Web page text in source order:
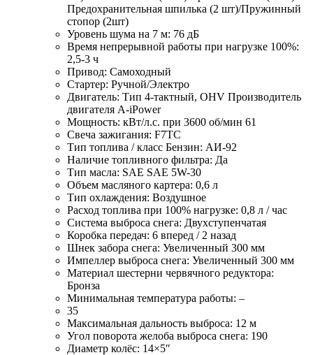
Предохранительная шпилька (2 шт)/Пружинный
стопор (2шт)
Уровень шума на 7 м: 76 дБ
Время непрерывной работы при нагрузке 100%:
2,5-3 ч
Привод: Самоходный
Стартер: Ручной/Электро
Двигатель: Тип 4-тактный, OHV Производитель
двигателя A-iPower
Мощность: кВт/л.с. при 3600 об/мин 61
Свеча зажигания: F7TC
Тип топлива / класс Бензин: АИ-92
Наличие топливного фильтра: Да
Тип масла: SAE SAE 5W-30
Объем масляного картера: 0,6 л
Тип охлаждения: Воздушное
Расход топлива при 100% нагрузке: 0,8 л / час
Система выброса снега: Двухступенчатая
Коробка передач: 6 вперед / 2 назад
Шнек забора снега: Увеличенный 300 мм
Импеллер выброса снега: Увеличенный 300 мм
Материал шестерни червячного редуктора:
Бронза
Минимальная температура работы: –
35
Максимальная дальность выброса: 12 м
Угол поворота желоба выброса снега: 190
Диаметр колёс: 14×5″